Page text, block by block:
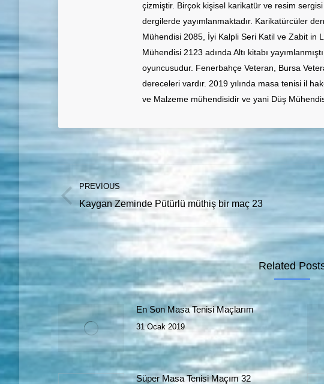
çizmiştir. Birçok kişisel karikatür ve resim sergisi
dergilerde yayımlanmaktadır. Karikatürcüler
Mühendisi 2085, İyi Kalpli Seri Katil ve Zabit in
Mühendisi 2123 adında Altı kitabı
oyuncusudur. Fenerbahçe Veteran, Bursa
dereceleri vardır. 2019 yılında masa tenisi il
ve Malzeme mühendisidir ve yani Düş
Post
navigation
PREVIOUS
Previous
post:
Kaygan Zeminde Pütürlü müthiş bir maç 23
post:
Related
En Son Masa Tenisi Maçlarım
31 Ocak 2019
Süper Masa Tenisi Maçım 32